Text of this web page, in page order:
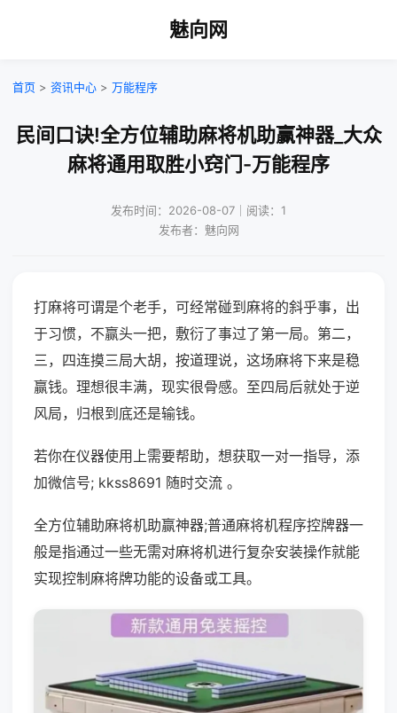
魅向网
首页 > 资讯中心 > 万能程序
民间口诀!全方位辅助麻将机助赢神器_大众
麻将通用取胜小窍门-万能程序
发布时间：2026-08-07｜阅读：1
发布者：魅向网
打麻将可谓是个老手，可经常碰到麻将的斜乎事，出
于习惯，不赢头一把，敷衍了事过了第一局。第二，
三，四连摸三局大胡，按道理说，这场麻将下来是稳
赢钱。理想很丰满，现实很骨感。至四局后就处于逆
风局，归根到底还是输钱。
若你在仪器使用上需要帮助，想获取一对一指导，添
加微信号; kkss8691 随时交流 。
全方位辅助麻将机助赢神器;普通麻将机程序控牌器一
般是指通过一些无需对麻将机进行复杂安装操作就能
实现控制麻将牌功能的设备或工具。